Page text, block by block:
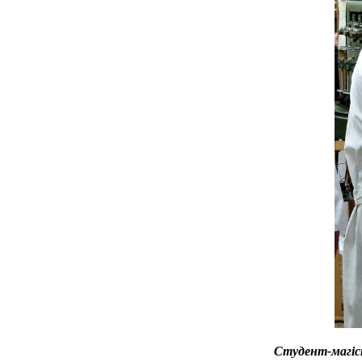
Студент-